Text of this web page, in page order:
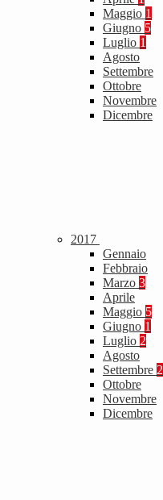
Maggio 1
Giugno 5
Luglio 1
Agosto
Settembre
Ottobre
Novembre
Dicembre
2017
Gennaio
Febbraio
Marzo 3
Aprile
Maggio 5
Giugno 1
Luglio 2
Agosto
Settembre 2
Ottobre
Novembre
Dicembre